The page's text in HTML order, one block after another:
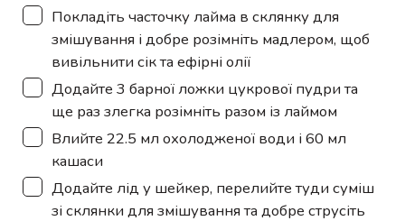
▢
Покладіть часточку лайма в склянку для
змішування і добре розімніть мадлером, щоб
вивільнити сік та ефірні олії
▢
Додайте 3 барної ложки цукрової пудри та
ще раз злегка розімніть разом із лаймом
▢
Влийте 22.5 мл охолодженої води і 60 мл
кашаси
▢
Додайте лід у шейкер, перелийте туди суміш
зі склянки для змішування та добре струсіть